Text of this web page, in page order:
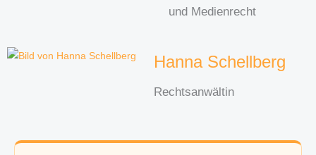
und Medienrecht
Hanna Schellberg
Rechtsanwältin